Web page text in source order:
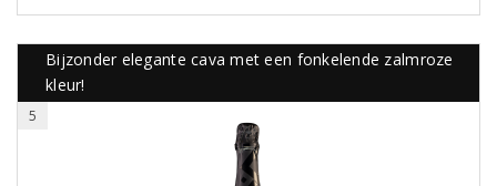
Bijzonder elegante cava met een fonkelende zalmroze
kleur!
5